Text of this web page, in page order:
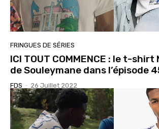
FRINGUES DE SÉRIES
ICI TOUT COMMENCE : le t-shirt
de Souleymane dans l’épisode
FDS - 26 Juillet 2022